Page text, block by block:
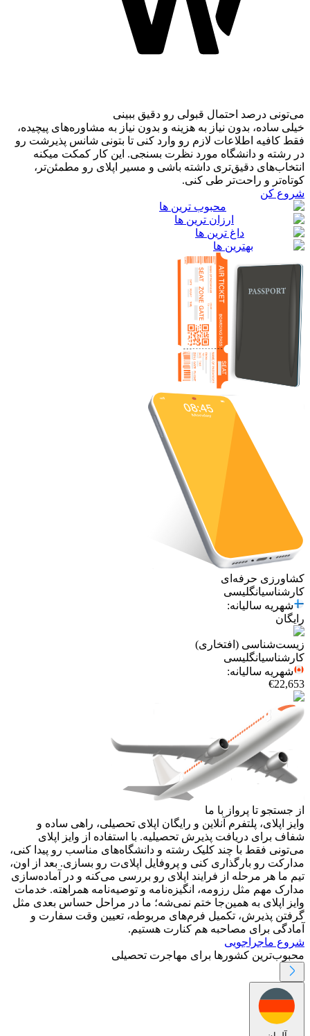
می‌تونی درصد احتمال قبولی رو دقیق ببینی
خیلی ساده، بدون نیاز به هزینه و بدون نیاز به مشاوره‌های پیچیده،
فقط کافیه اطلاعات لازم رو وارد کنی تا بتونی شانس پذیرشت رو
در رشته و دانشگاه مورد نظرت بسنجی. این کار کمکت میکنه
انتخاب‌های دقیق‌تری داشته باشی و مسیر اپلای رو مطمئن‌تر،
کوتاه‌تر و راحت‌تر طی کنی.
شروع کن
محبوب ترین ها
ارزان ترین ها
داغ ترین ها
بهترین ها
کشاورزی حرفه‌ای
کارشناسیانگلیسی
شهریه سالیانه:
رایگان
زیست‌شناسی (افتخاری)
کارشناسیانگلیسی
شهریه سالیانه:
€22,653
از جستجو تا پرواز با ما
وایز اپلای، پلتفرم آنلاین و رایگان اپلای تحصیلی، راهی ساده و
شفاف برای دریافت پذیرش تحصیلیه. با استفاده از وایز اپلای
می‌تونی فقط با چند کلیک رشته و دانشگاه‌های مناسب رو پیدا کنی،
مدارکت رو بارگذاری کنی و پروفایل اپلای‌ت رو بسازی. بعد از اون،
تیم ما هر مرحله از فرایند اپلای رو بررسی می‌کنه و در آماده‌سازی
مدارک مهم مثل رزومه، انگیزه‌نامه و توصیه‌نامه همراهته. خدمات
وایز اپلای به همین‌جا ختم نمی‌شه؛ ما در مراحل حساس بعدی مثل
گرفتن پذیرش، تکمیل فرم‌های مربوطه، تعیین وقت سفارت و
آمادگی برای مصاحبه هم کنارت هستیم.
شروع ماجراجویی
محبوب‌ترین کشورها برای مهاجرت تحصیلی